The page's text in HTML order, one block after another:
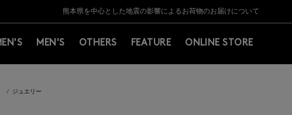
対象！＜MY BARNEYS＞会員のお客様は11,000円（税込）以上のお買上げで常時送料無料
【夏季休業に伴う返品・交換承り一時停止のお知らせ】（2026.8.5）
熊本県を中心とした地震の影響によるお荷物のお届けについて
【開催中】SUMMER SALEのご案内・ご注意事項
対象！＜MY BARNEYS＞会員のお客様は11,000円（税込）以上のお買上げで常時送料無料
【夏季休業に伴う返品・交換承り一時停止のお知らせ】（2026.8.5）
MEN'S OTHERS FEATURE ONLINE STORE
ジュエリー